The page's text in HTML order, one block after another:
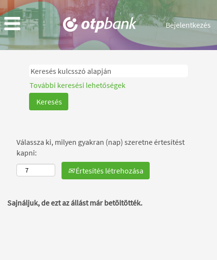
Bejelentkezés
További keresési lehetőségek
Válassza ki, milyen gyakran (nap) szeretne értesítést
kapni:
Értesítés létrehozása
Sajnáljuk, de ezt az állást már betöltötték.